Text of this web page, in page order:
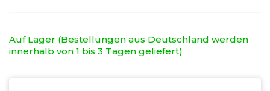
Auf Lager (Bestellungen aus Deutschland werden
innerhalb von 1 bis 3 Tagen geliefert)